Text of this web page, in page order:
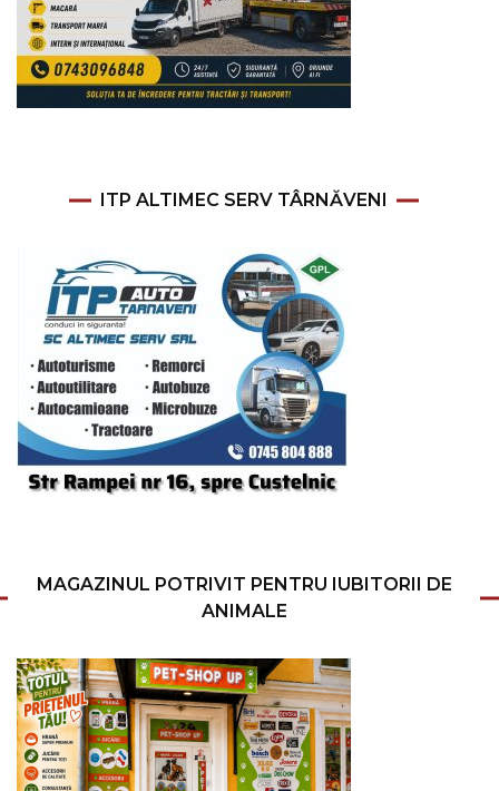
ITP ALTIMEC SERV TÂRNĂVENI
MAGAZINUL POTRIVIT PENTRU IUBITORII DE
ANIMALE